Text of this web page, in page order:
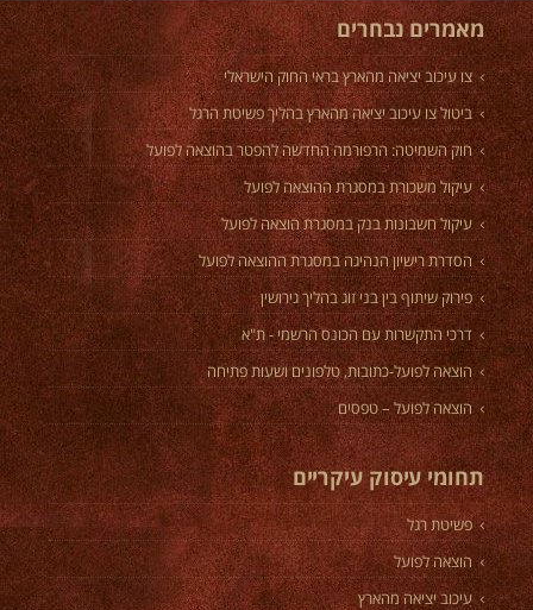
מאמרים נבחרים
צו עיכוב יציאה מהארץ בראי החוק הישראלי
ביטול צו עיכוב יציאה מהארץ בהליך פשיטת הרגל
חוק השמיטה: הרפורמה החדשה להפטר בהוצאה לפועל
עיקול משכורת במסגרת ההוצאה לפועל
עיקול חשבונות בנק במסגרת הוצאה לפועל
הסדרת רישיון הנהיגה במסגרת ההוצאה לפועל
פירוק שיתוף בין בני זוג בהליך גירושין
דרכי התקשרות עם הכונס הרשמי - ת"א
הוצאה לפועל-כתובות, טלפונים ושעות פתיחה
הוצאה לפועל – טפסים
תחומי עיסוק עיקריים
פשיטת רגל
הוצאה לפועל
עיכוב יציאה מהארץ